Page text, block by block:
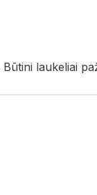
Būtini laukeliai